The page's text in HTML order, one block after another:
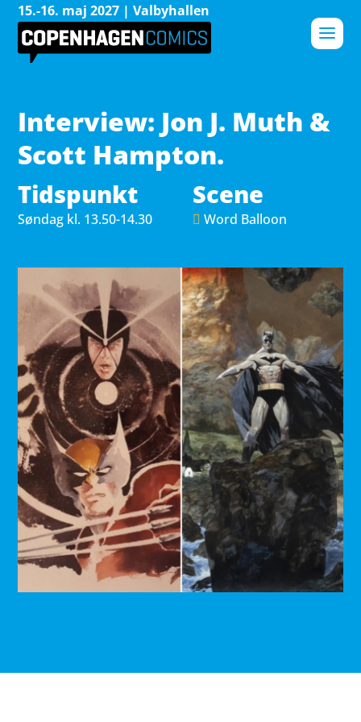
15.-16. maj 2027 | Valbyhallen
Interview: Jon J. Muth &
Scott Hampton.
Tidspunkt
Søndag kl. 13.50-14.30
Scene
Word Balloon